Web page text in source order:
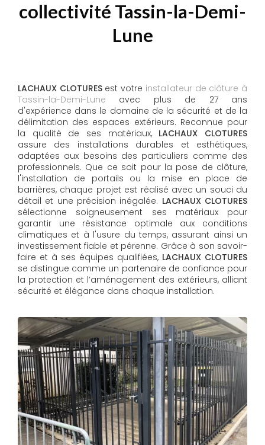
collectivité Tassin-la-Demi-
Lune
LACHAUX CLOTURESest votre installateur de clôture à
Tassin-la-Demi-Lune avec plus de 27 ans
d'expérience dans le domaine de la sécurité et de la
délimitation des espaces extérieurs. Reconnue pour
la qualité de ses matériaux, LACHAUX CLOTURES
assure des installations durables et esthétiques,
adaptées aux besoins des particuliers comme des
professionnels. Que ce soit pour la pose de clôture,
l'installation de portails ou la mise en place de
barrières, chaque projet est réalisé avec un souci du
détail et une précision inégalée. LACHAUX CLOTURES
sélectionne soigneusement ses matériaux pour
garantir une résistance optimale aux conditions
climatiques et à l'usure du temps, assurant ainsi un
investissement fiable et pérenne. Grâce à son savoir-
faire et à ses équipes qualifiées, LACHAUX CLOTURES​​​​​​​
se distingue comme un partenaire de confiance pour
la protection et l’aménagement des extérieurs, alliant
sécurité et élégance dans chaque installation.